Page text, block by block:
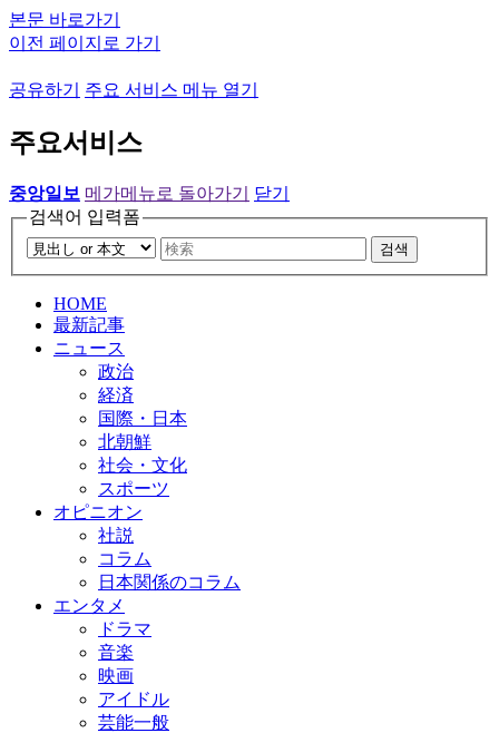
본문 바로가기
이전 페이지로 가기
공유하기 주요 서비스 메뉴 열기
주요서비스
중앙일보 메가메뉴로 돌아가기
닫기
검색어 입력폼
검색
HOME
最新記事
ニュース
政治
経済
国際・日本
北朝鮮
社会・文化
スポーツ
オピニオン
社説
コラム
日本関係のコラム
エンタメ
ドラマ
音楽
映画
アイドル
芸能一般